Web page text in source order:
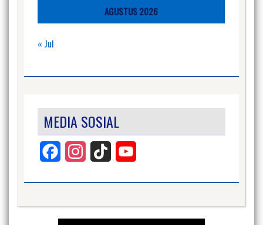
AGUSTUS 2026
« Jul
MEDIA SOSIAL
Facebook InstagramTikTok